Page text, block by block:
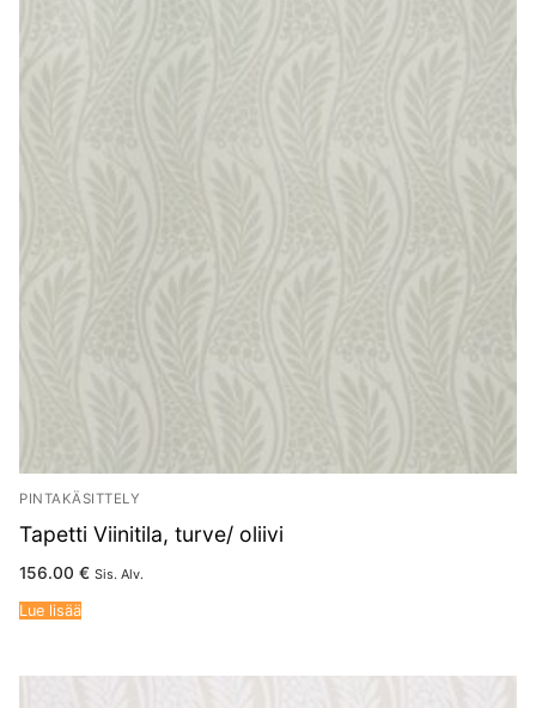
PINTAKÄSITTELY
Tapetti Viinitila, turve/ oliivi
156.00 € Sis. Alv.
Lue lisää